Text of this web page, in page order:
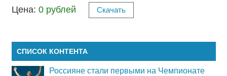
Цена: 0 рублей Скачать
СПИСОК КОНТЕНТА
Россияне стали первыми на Чемпионате